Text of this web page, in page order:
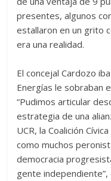
presentes, algunos
estallaron en un grito
era una realidad.
El concejal Cardozo
Energías le sobraban
“Pudimos articular
estrategia de una
UCR, la Coalición
como muchos
democracia
gente